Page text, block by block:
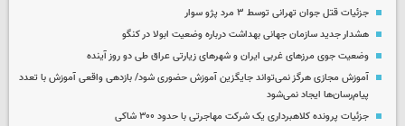
جزئیات قتل جوان تهرانی توسط ۳ مرد پژو سوار
هشدار جدید سازمان جهانی بهداشت درباره وضعیت ابولا در کنگو
وضعیت جوی مرزهای غربی ایران و شهرهای زیارتی عراق طی دو روز آینده
آموزش مجازی هرگز نمی‌تواند جایگزین آموزش حضوری شود/ بازدهی واقعی آموزش با تعدد
پیام‌رسان‌ها ایجاد نمی‌شود
جزئیات پرونده کلاهبرداری یک شرکت مهاجرتی با حدود ۳۰۰ شاکی